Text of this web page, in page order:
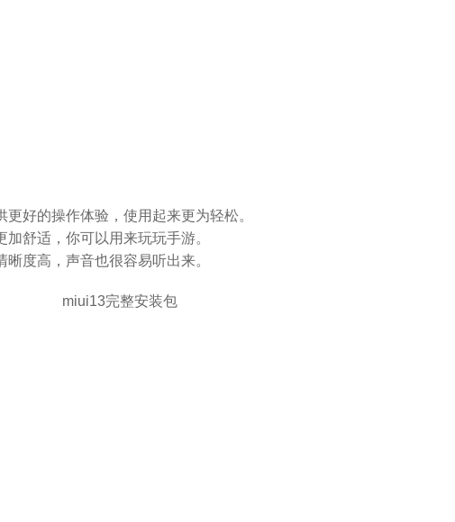
好的操作体验，使用起来更为轻松。
舒适，你可以用来玩玩手游。
度高，声音也很容易听出来。